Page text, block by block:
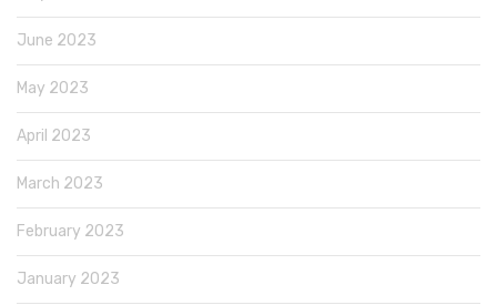
June 2023
May 2023
April 2023
March 2023
February 2023
January 2023